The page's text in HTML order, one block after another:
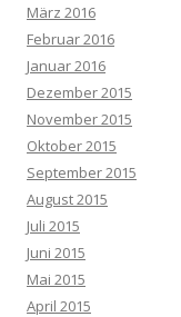
März 2016
Februar 2016
Januar 2016
Dezember 2015
November 2015
Oktober 2015
September 2015
August 2015
Juli 2015
Juni 2015
Mai 2015
April 2015